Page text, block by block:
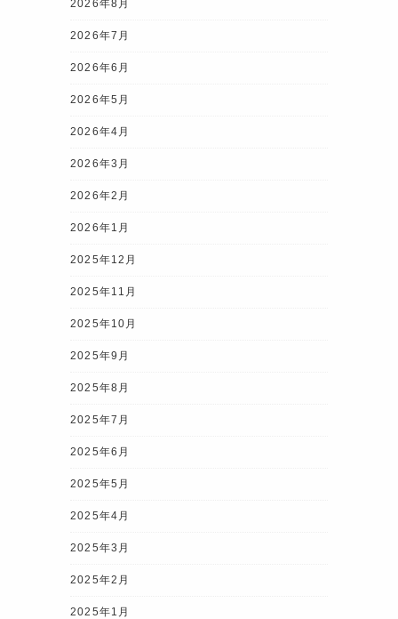
2026年8月
2026年7月
2026年6月
2026年5月
2026年4月
2026年3月
2026年2月
2026年1月
2025年12月
2025年11月
2025年10月
2025年9月
2025年8月
2025年7月
2025年6月
2025年5月
2025年4月
2025年3月
2025年2月
2025年1月